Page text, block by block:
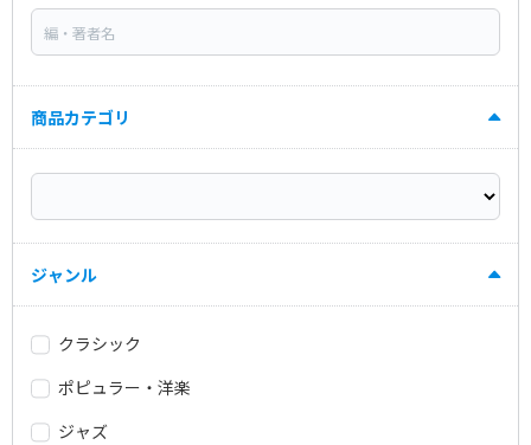
商品カテゴリ
ジャンル
クラシック
ポピュラー・洋楽
ジャズ